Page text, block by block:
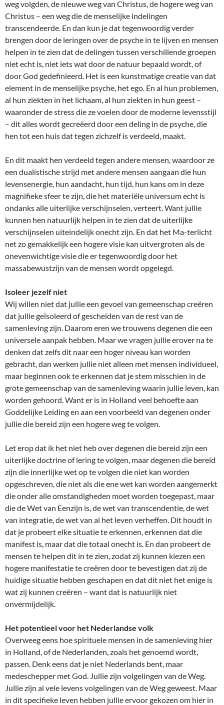
weg volgden, de nieuwe weg van Christus, de hogere weg van
Christus – een weg die de menselijke indelingen
transcendeerde. En dan kun je dat tegenwoordig verder
brengen door de leringen over de psyche in te lijven en mensen
helpen in te zien dat de delingen tussen verschillende groepen
niet echt is, niet iets wat door de natuur bepaald wordt, of
door God gedefinieerd. Het is een kunstmatige creatie van dat
element in de menselijke psyche, het ego. En al hun problemen,
al hun ziekten in het lichaam, al hun ziekten in hun geest –
waaronder de stress die ze voelen door de moderne levensstijl
– dit alles wordt gecreëerd door een deling in de psyche, die
hen tot een huis dat tegen zichzelf is verdeeld, maakt.
En dit maakt hen verdeeld tegen andere mensen, waardoor ze
een dualistische strijd met andere mensen aangaan die hun
levensenergie, hun aandacht, hun tijd, hun kans om in deze
magnifieke sfeer te zijn, die het materiële universum echt is
ondanks alle uiterlijke verschijnselen, verteert. Want jullie
kunnen hen natuurlijk helpen in te zien dat de uiterlijke
verschijnselen uiteindelijk onecht zijn. En dat het Ma-terlicht
net zo gemakkelijk een hogere visie kan uitvergroten als de
onevenwichtige visie die er tegenwoordig door het
massabewustzijn van de mensen wordt opgelegd.
Isoleer jezelf niet
Wij willen niet dat jullie een gevoel van gemeenschap creëren
dat jullie geïsoleerd of gescheiden van de rest van de
samenleving zijn. Daarom eren we trouwens degenen die een
universele aanpak hebben. Maar we vragen jullie erover na te
denken dat zelfs dit naar een hoger niveau kan worden
gebracht, dan werken jullie niet alleen met mensen individueel,
maar beginnen ook te erkennen dat je stem misschien in de
grote gemeenschap van de samenleving waarin jullie leven, kan
worden gehoord. Want er is in Holland veel behoefte aan
Goddelijke Leiding en aan een voorbeeld van degenen onder
jullie die bereid zijn een hogere weg te volgen.
Let erop dat ik het niet heb over degenen die bereid zijn een
uiterlijke doctrine of lering te volgen, maar degenen die bereid
zijn die innerlijke wet op te volgen die niet kan worden
opgeschreven, die niet als die ene wet kan worden aangemerkt
die onder alle omstandigheden moet worden toegepast, maar
die de Wet van Eenzijn is, de wet van transcendentie, de wet
van integratie, de wet van al het leven verheffen. Dit houdt in
dat je probeert elke situatie te erkennen, erkennen dat die
manifest is, maar dat die totaal onecht is. En dan probeert de
mensen te helpen dit in te zien, zodat zij kunnen kiezen een
hogere manifestatie te creëren door te bevestigen dat zij de
huidige situatie hebben geschapen en dat dit niet het enige is
wat zij kunnen creëren – want dat is natuurlijk niet
onvermijdelijk.
Het potentieel voor het Nederlandse volk
Overweeg eens hoe spirituele mensen in de samenleving hier
in Holland, of de Nederlanden, zoals het genoemd wordt,
passen. Denk eens dat je niet Nederlands bent, maar
medeschepper met God. Jullie zijn volgelingen van de Weg.
Jullie zijn al vele levens volgelingen van de Weg geweest. Maar
in dit specifieke leven hebben jullie ervoor gekozen om hier in